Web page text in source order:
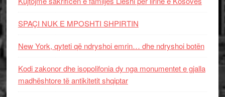
SPAÇI NUK E MPOSHTI SHPIRTIN
New York, qyteti që ndryshoi emrin… dhe ndryshoi botën
Kodi zakonor dhe isopolifonia dy nga monumentet e gjalla
madhështore të antikitetit shqiptar